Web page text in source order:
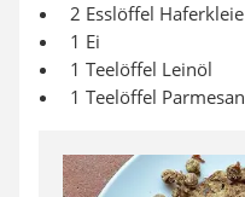
2 Esslöffel Haferkleie
1 Ei
1 Teelöffel Leinöl
1 Teelöffel Parmesan